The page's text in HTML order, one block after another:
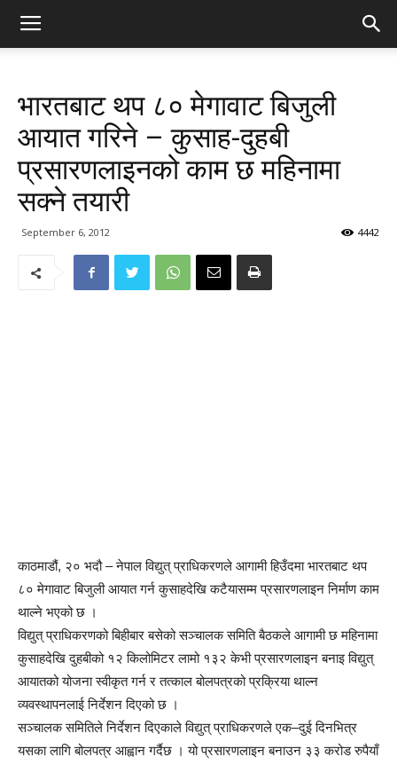
भारतबाट थप ८० मेगावाट बिजुली
आयात गरिने – कुसाह-दुहबी
प्रसारणलाइनको काम छ महिनामा
सक्ने तयारी
September 6, 2012 4442
काठमाडौं, २० भदौ – नेपाल विद्युत् प्राधिकरणले आगामी हिउँदमा भारतबाट थप
८० मेगावाट बिजुली आयात गर्न कुसाहदेखि कटैयासम्म प्रसारणलाइन निर्माण काम
थाल्ने भएको छ ।
विद्युत् प्राधिकरणको बिहीबार बसेको सञ्चालक समिति बैठकले आगामी छ महिनामा
कुसाहदेखि दुहबीको १२ किलोमिटर लामो १३२ केभी प्रसारणलाइन बनाइ विद्युत्
आयातको योजना स्वीकृत गर्न र तत्काल बोलपत्रको प्रक्रिया थाल्न
व्यवस्थापनलाई निर्देशन दिएको छ ।
सञ्चालक समितिले निर्देशन दिएकाले विद्युत् प्राधिकरणले एक–दुई दिनभित्र
यसका लागि बोलपत्र आह्वान गर्दैछ । यो प्रसारणलाइन बनाउन ३३ करोड रुपैयाँ